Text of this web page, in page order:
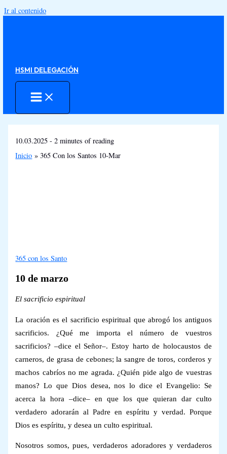
Ir al contenido
HSMI DELEGACIÓN
10.03.2025-2 minutes of reading
Inicio
365 Con los Santos 10-Mar
365 con los Santo
10 de marzo
El sacrificio espiritual
La oración es el sacrificio espiritual que abrogó los antiguos
sacrificios. ¿Qué me importa el número de vuestros
sacrificios? –dice el Señor–. Estoy harto de holocaustos de
carneros, de grasa de cebones; la sangre de toros, corderos y
machos cabríos no me agrada. ¿Quién pide algo de vuestras
manos? Lo que Dios desea, nos lo dice el Evangelio: Se
acerca la hora –dice– en que los que quieran dar culto
verdadero adorarán al Padre en espíritu y verdad. Porque
Dios es espíritu, y desea un culto espiritual.
Nosotros somos, pues, verdaderos adoradores y verdaderos